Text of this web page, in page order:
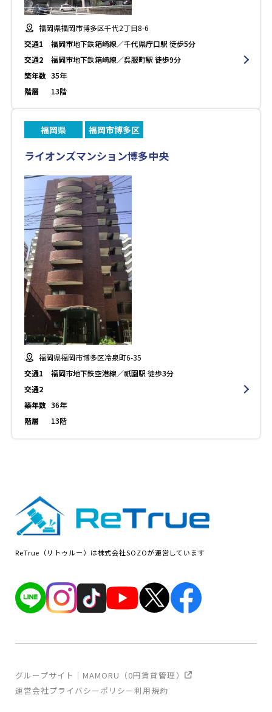
福岡県福岡市博多区千代2丁目8-6
交通1
福岡市地下鉄箱崎線／千代県庁口駅 徒歩5分
交通2
福岡市地下鉄箱崎線／呉服町駅 徒歩9分
築年数 35年
階層
13階
福岡県 福岡市博多区
ライオンズマンション博多中央
福岡県福岡市博多区冷泉町6-35
交通1
福岡市地下鉄空港線／祇園駅 徒歩3分
交通2
築年数 36年
階層
13階
ReTrue（リトゥルー）は株式会社SOZOが運営しています
運営会社プライバシーポリシー利用規約
グループサイト｜MAMORU（0円賃貸管理）